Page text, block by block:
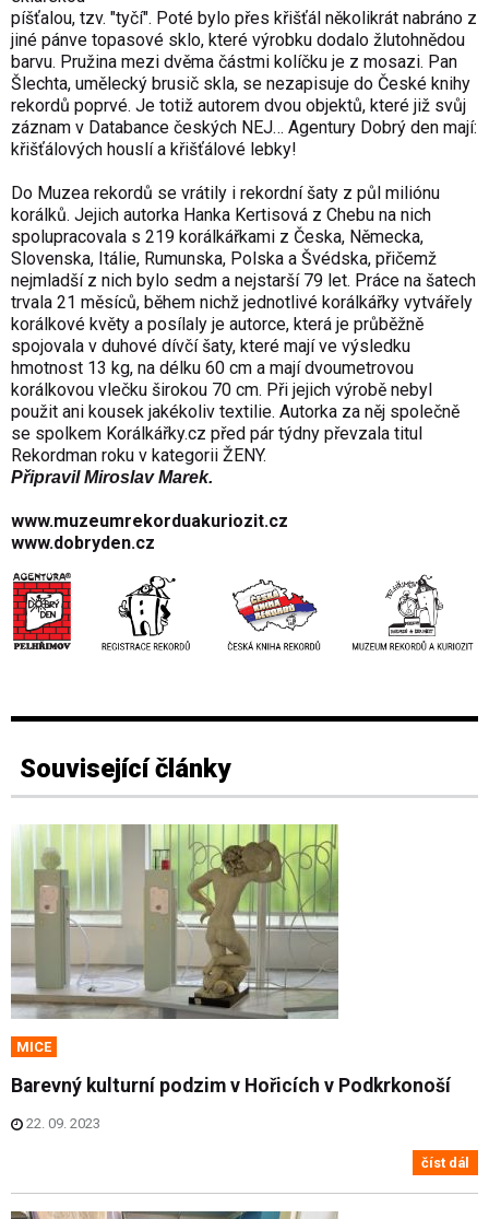
píšťalou, tzv. "tyčí". Poté bylo přes křišťál několikrát nabráno z
jiné pánve topasové sklo, které výrobku dodalo žlutohnědou
barvu. Pružina mezi dvěma částmi kolíčku je z mosazi. Pan
Šlechta, umělecký brusič skla, se nezapisuje do České knihy
rekordů poprvé. Je totiž autorem dvou objektů, které již svůj
záznam v Databance českých NEJ… Agentury Dobrý den mají:
křišťálových houslí a křišťálové lebky!
Do Muzea rekordů se vrátily i rekordní šaty z půl miliónu
korálků. Jejich autorka Hanka Kertisová z Chebu na nich
spolupracovala s 219 korálkářkami z Česka, Německa,
Slovenska, Itálie, Rumunska, Polska a Švédska, přičemž
nejmladší z nich bylo sedm a nejstarší 79 let. Práce na šatech
trvala 21 měsíců, během nichž jednotlivé korálkářky vytvářely
korálkové květy a posílaly je autorce, která je průběžně
spojovala v duhové dívčí šaty, které mají ve výsledku
hmotnost 13 kg, na délku 60 cm a mají dvoumetrovou
korálkovou vlečku širokou 70 cm. Při jejich výrobě nebyl
použit ani kousek jakékoliv textilie. Autorka za něj společně
se spolkem Korálkářky.cz před pár týdny převzala titul
Rekordman roku v kategorii ŽENY.
Připravil Miroslav Marek.
www.muzeumrekorduakuriozit.cz
www.dobryden.cz
Související články
MICE
Barevný kulturní podzim v Hořicích v Podkrkonoší
22. 09. 2023
číst dál